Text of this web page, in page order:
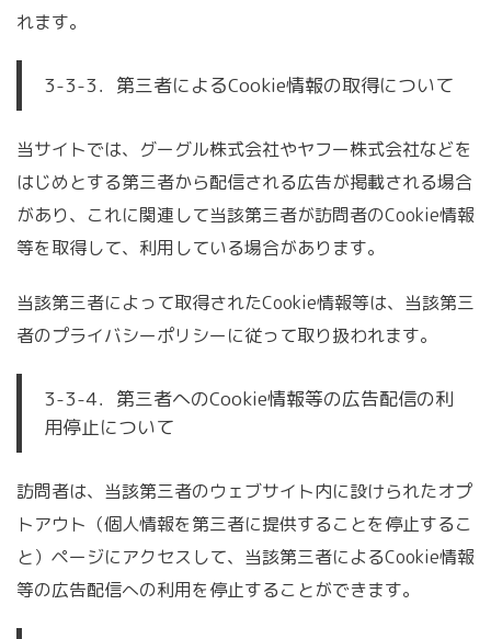
れます。
3-3-3．第三者によるCookie情報の取得について
当サイトでは、グーグル株式会社やヤフー株式会社などを
はじめとする第三者から配信される広告が掲載される場合
があり、これに関連して当該第三者が訪問者のCookie情報
等を取得して、利用している場合があります。
当該第三者によって取得されたCookie情報等は、当該第三
者のプライバシーポリシーに従って取り扱われます。
3-3-4．第三者へのCookie情報等の広告配信の利
用停止について
訪問者は、当該第三者のウェブサイト内に設けられたオプ
トアウト（個人情報を第三者に提供することを停止するこ
と）ページにアクセスして、当該第三者によるCookie情報
等の広告配信への利用を停止することができます。